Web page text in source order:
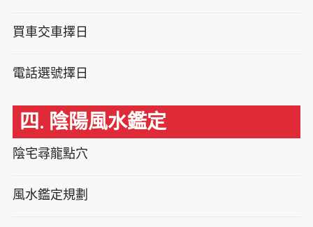
買車交車擇日
電話選號擇日
四. 陰陽風水鑑定
陰宅尋龍點穴
風水鑑定規劃